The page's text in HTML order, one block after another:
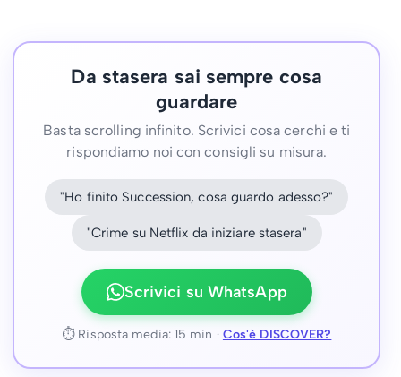
Da stasera sai sempre cosa
guardare
Basta scrolling infinito. Scrivici cosa cerchi e ti
rispondiamo noi con consigli su misura.
"Ho finito Succession, cosa guardo adesso?"
"Crime su Netflix da iniziare stasera"
Scrivici su WhatsApp
⏱ Risposta media: 15 min · Cos'è DISCOVER?